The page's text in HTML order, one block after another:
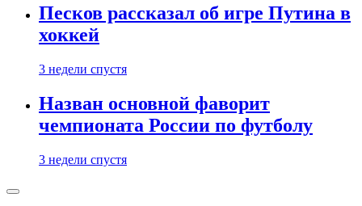
Песков рассказал об игре Путина в
хоккей
3 недели спустя
Назван основной фаворит
чемпионата России по футболу
3 недели спустя